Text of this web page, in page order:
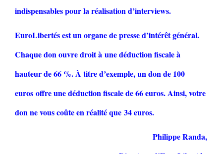
indispensables pour la réalisation d’interviews.
EuroLibertés est un organe de presse d’intérêt général.
Chaque don ouvre droit à une déduction fiscale à
hauteur de 66 %. À titre d’exemple, un don de 100
euros offre une déduction fiscale de 66 euros. Ainsi, votre
don ne vous coûte en réalité que 34 euros.
Philippe Randa,